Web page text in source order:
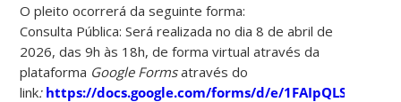
O pleito ocorrerá da seguinte forma:
Consulta Pública: Será realizada no dia 8 de abril de
2026, das 9h às 18h, de forma virtual através da
plataforma Google Formsatravés do
link: https://docs.google.com/forms/d/e/